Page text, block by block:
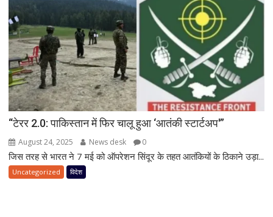
“टेरर 2.0: पाकिस्तान में फिर चालू हुआ ‘आतंकी स्टार्टअप'”
August 24, 2025 News desk 0
जिस तरह से भारत ने 7 मई को ऑपरेशन सिंदूर के तहत आतंकियों के ठिकाने उड़ा...
Uncategorized विदेश